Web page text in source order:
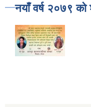
नयाँ वर्ष २०७९ को